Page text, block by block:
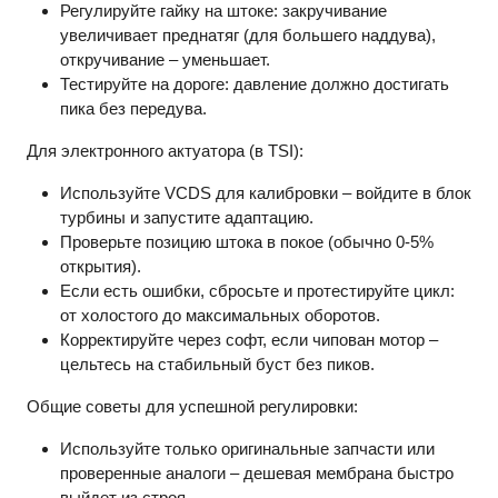
Регулируйте гайку на штоке: закручивание
увеличивает преднатяг (для большего наддува),
откручивание – уменьшает.
Тестируйте на дороге: давление должно достигать
пика без передува.
Для электронного актуатора (в TSI):
Используйте VCDS для калибровки – войдите в блок
турбины и запустите адаптацию.
Проверьте позицию штока в покое (обычно 0-5%
открытия).
Если есть ошибки, сбросьте и протестируйте цикл:
от холостого до максимальных оборотов.
Корректируйте через софт, если чипован мотор –
цельтесь на стабильный буст без пиков.
Общие советы для успешной регулировки:
Используйте только оригинальные запчасти или
проверенные аналоги – дешевая мембрана быстро